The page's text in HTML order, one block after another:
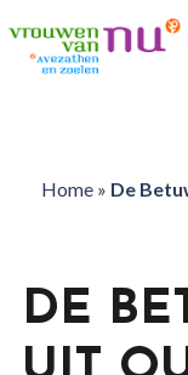
Home» De
DE